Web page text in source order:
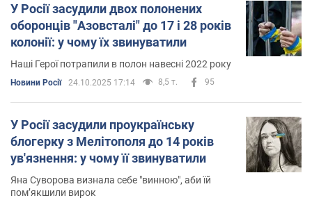
У Росії засудили двох полонених
оборонців "Азовсталі" до 17 і 28 років
колонії: у чому їх звинуватили
Наші Герої потрапили в полон навесні 2022 року
Новини Росії 24.10.2025 17:14 8,5 т. 95
У Росії засудили проукраїнську
блогерку з Мелітополя до 14 років
ув'язнення: у чому її звинуватили
Яна Суворова визнала себе "винною", аби їй
пом’якшили вирок